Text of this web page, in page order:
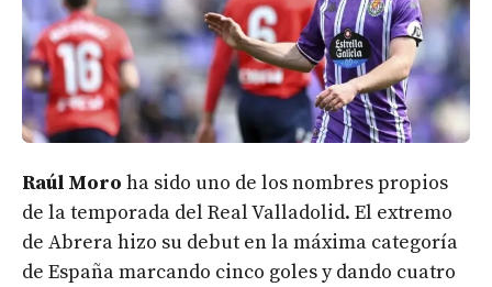
Raúl Moro ha sido uno de los nombres propios
de la temporada del Real Valladolid. El extremo
de Abrera hizo su debut en la máxima categoría
de España marcando cinco goles y dando cuatro